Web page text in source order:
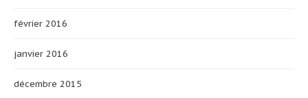
février 2016
janvier 2016
décembre 2015